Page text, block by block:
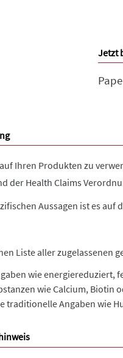
Jetzt
Ihren Produkten zu
der Health Claims
Aussagen ist es auf
Liste aller zugelassenen
wie
wie Calcium,
traditionelle Angaben wie